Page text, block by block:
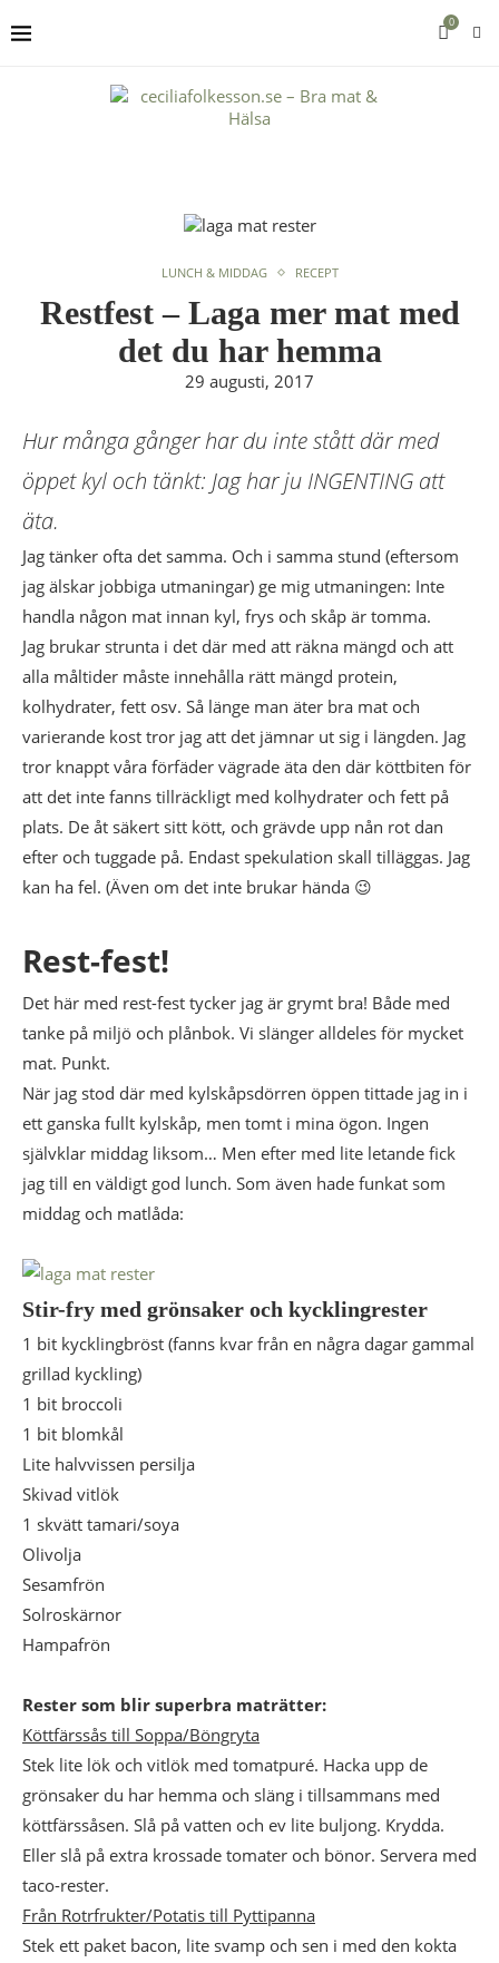
0
LUNCH & MIDDAG RECEPT
Restfest – Laga mer mat med
det du har hemma
29 augusti, 2017
Hur många gånger har du inte stått där med
öppet kyl och tänkt: Jag har ju INGENTING att
äta.
Jag tänker ofta det samma. Och i samma stund (eftersom
jag älskar jobbiga utmaningar) ge mig utmaningen: Inte
handla någon mat innan kyl, frys och skåp är tomma.
Jag brukar strunta i det där med att räkna mängd och att
alla måltider måste innehålla rätt mängd protein,
kolhydrater, fett osv. Så länge man äter bra mat och
varierande kost tror jag att det jämnar ut sig i längden. Jag
tror knappt våra förfäder vägrade äta den där köttbiten för
att det inte fanns tillräckligt med kolhydrater och fett på
plats. De åt säkert sitt kött, och grävde upp nån rot dan
efter och tuggade på. Endast spekulation skall tilläggas. Jag
kan ha fel. (Även om det inte brukar hända 😉
Rest-fest!
Det här med rest-fest tycker jag är grymt bra! Både med
tanke på miljö och plånbok. Vi slänger alldeles för mycket
mat. Punkt.
När jag stod där med kylskåpsdörren öppen tittade jag in i
ett ganska fullt kylskåp, men tomt i mina ögon. Ingen
självklar middag liksom… Men efter med lite letande fick
jag till en väldigt god lunch. Som även hade funkat som
middag och matlåda:
Stir-fry med grönsaker och kycklingrester
1 bit kycklingbröst (fanns kvar från en några dagar gammal
grillad kyckling)
1 bit broccoli
1 bit blomkål
Lite halvvissen persilja
Skivad vitlök
1 skvätt tamari/soya
Olivolja
Sesamfrön
Solroskärnor
Hampafrön
Rester som blir superbra maträtter:
Köttfärssås till Soppa/Böngryta
Stek lite lök och vitlök med tomatpuré. Hacka upp de
grönsaker du har hemma och släng i tillsammans med
köttfärssåsen. Slå på vatten och ev lite buljong. Krydda.
Eller slå på extra krossade tomater och bönor. Servera med
taco-rester.
Från Rotrfrukter/Potatis till Pyttipanna
Stek ett paket bacon, lite svamp och sen i med den kokta